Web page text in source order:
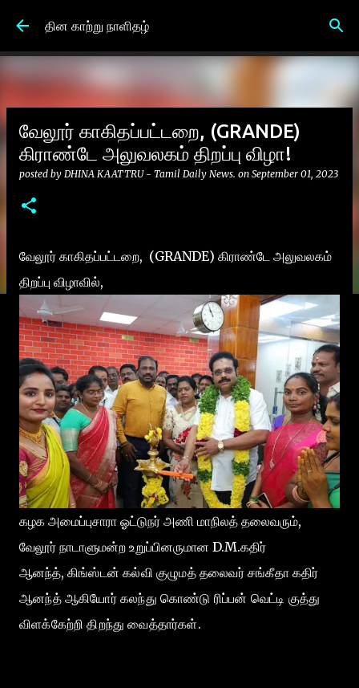
Skip to main content
தின காற்று நாளிதழ்
வேலூர் காகிதப்பட்டறை, (GRANDE)
கிராண்டே அலுவலகம் திறப்பு விழா!
posted by DHINA KAATTRU - Tamil Daily News. on September 01, 2023
வேலூர் காகிதப்பட்டறை, (GRANDE) கிராண்டே அலுவலகம்
திறப்பு விழாவில்,
கழக அமைப்புசாரா ஓட்டுநர் அணி மாநிலத் தலைவரும்,
வேலூர் நாடாளுமன்ற உறுப்பினருமான D.M.கதிர்
ஆனந்த், கிங்ஸ்டன் கல்வி குழுமத் தலைவர் சங்கீதா கதிர்
ஆனந்த் ஆகியோர் கலந்து கொண்டு ரிப்பன் வெட்டி குத்து
விளக்கேற்றி திறந்து வைத்தார்கள்.